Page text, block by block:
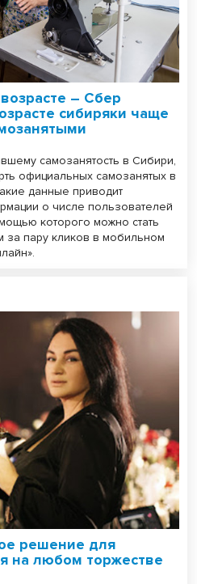
– Сбер
сибиряки чаще
самозанятость в Сибири,
официальных самозанятых в
данные приводит
о числе пользователей
которого можно стать
пару кликов в мобильном
решение для
на любом торжестве